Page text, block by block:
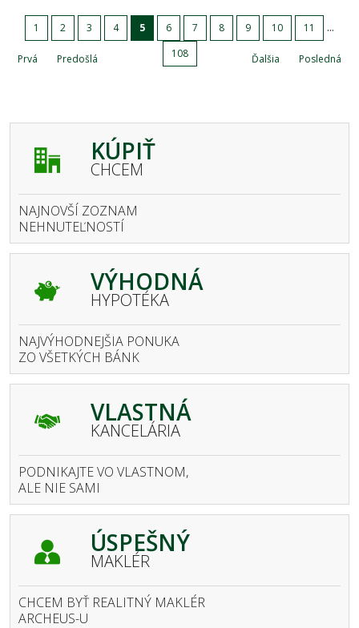
Prvá Predošlá
1 2 3 4 5 6 7 8 9 10 11
Ďalšia Posledná
...
108
KÚPIŤ
CHCEM
NAJNOVŠÍ ZOZNAM
NEHNUTEĽNOSTÍ
VÝHODNÁ
HYPOTÉKA
NAJVÝHODNEJŠIA PONUKA
ZO VŠETKÝCH BÁNK
VLASTNÁ
KANCELÁRIA
PODNIKAJTE VO VLASTNOM,
ALE NIE SAMI
ÚSPEŠNÝ
MAKLÉR
CHCEM BYŤ REALITNÝ MAKLÉR
ARCHEUS-U